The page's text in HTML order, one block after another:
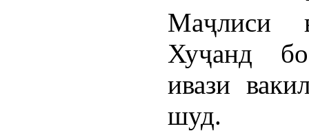
Маҷлиси
Хуҷанд
ивази
шуд.